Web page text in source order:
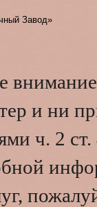
Завод»
и ни
ч. 2